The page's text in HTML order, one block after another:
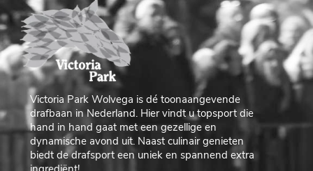
Victoria Park Wolvega is dé toonaangevende
drafbaan in Nederland. Hier vindt u topsport die
hand in hand gaat met een gezellige en
dynamische avond uit. Naast culinair genieten
biedt de drafsport een uniek en spannend extra